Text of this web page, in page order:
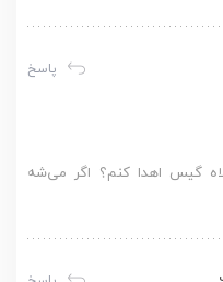
پاسخ
گیس اهدا کنم؟ اگر می‌شه